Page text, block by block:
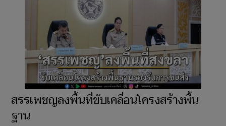
สรรเพชญลงพื้นที่ขับเคลื่อนโครงสร้างพื้น
ฐาน